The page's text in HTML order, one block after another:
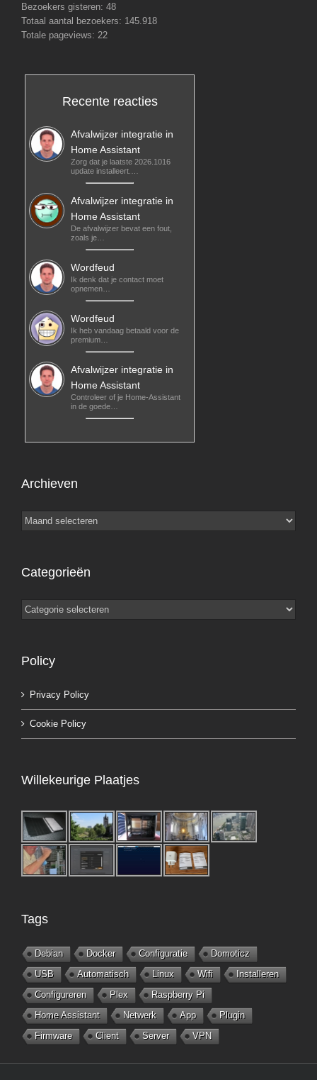
Bezoekers gisteren: 48
Totaal aantal bezoekers: 145.918
Totale pageviews: 22
Recente reacties
Afvalwijzer integratie in
Home Assistant
Zorg dat je laatste 2026.1016
update installeert.…
Afvalwijzer integratie in
Home Assistant
De afvalwijzer bevat een fout,
zoals je…
Wordfeud
Ik denk dat je contact moet
opnemen…
Wordfeud
Ik heb vandaag betaald voor de
premium…
Afvalwijzer integratie in
Home Assistant
Controleer of je Home-Assistant
in de goede…
Archieven
Archieven
Categorieën
Categorieën
Policy
Privacy Policy
Cookie Policy
Willekeurige Plaatjes
Tags
Debian Docker Configuratie
Domoticz
USB
Automatisch Linux Wifi
Installeren
Configureren
Plex
Raspberry Pi
Home Assistant
Netwerk App
Plugin
Firmware
Client Server VPN